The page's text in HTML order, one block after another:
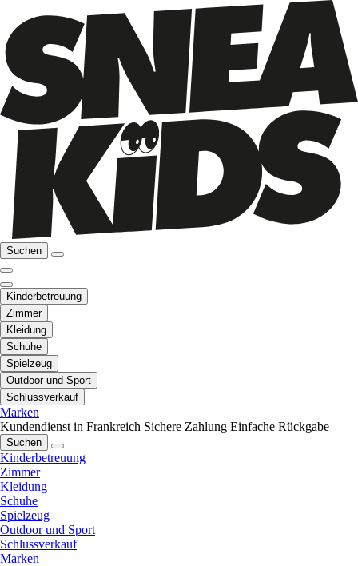
Suchen
Kinderbetreuung
Zimmer
Kleidung
Schuhe
Spielzeug
Outdoor und Sport
Schlussverkauf
Marken
Kundendienst in Frankreich Sichere Zahlung Einfache Rückgabe
Suchen
Kinderbetreuung
Zimmer
Kleidung
Schuhe
Spielzeug
Outdoor und Sport
Schlussverkauf
Marken